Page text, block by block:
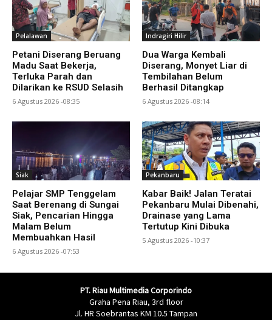
Pelalawan
Petani Diserang Beruang
Madu Saat Bekerja,
Terluka Parah dan
Dilarikan ke RSUD Selasih
6 Agustus 2026 -08:35
Indragiri Hilir
Dua Warga Kembali
Diserang, Monyet Liar di
Tembilahan Belum
Berhasil Ditangkap
6 Agustus 2026 -08:14
Siak
Pelajar SMP Tenggelam
Saat Berenang di Sungai
Siak, Pencarian Hingga
Malam Belum
Membuahkan Hasil
6 Agustus 2026 -07:53
Pekanbaru
Kabar Baik! Jalan Teratai
Pekanbaru Mulai Dibenahi,
Drainase yang Lama
Tertutup Kini Dibuka
5 Agustus 2026 -10:37
PT. Riau Multimedia Corporindo
Graha Pena Riau, 3rd floor
Jl. HR Soebrantas KM 10.5 Tampan